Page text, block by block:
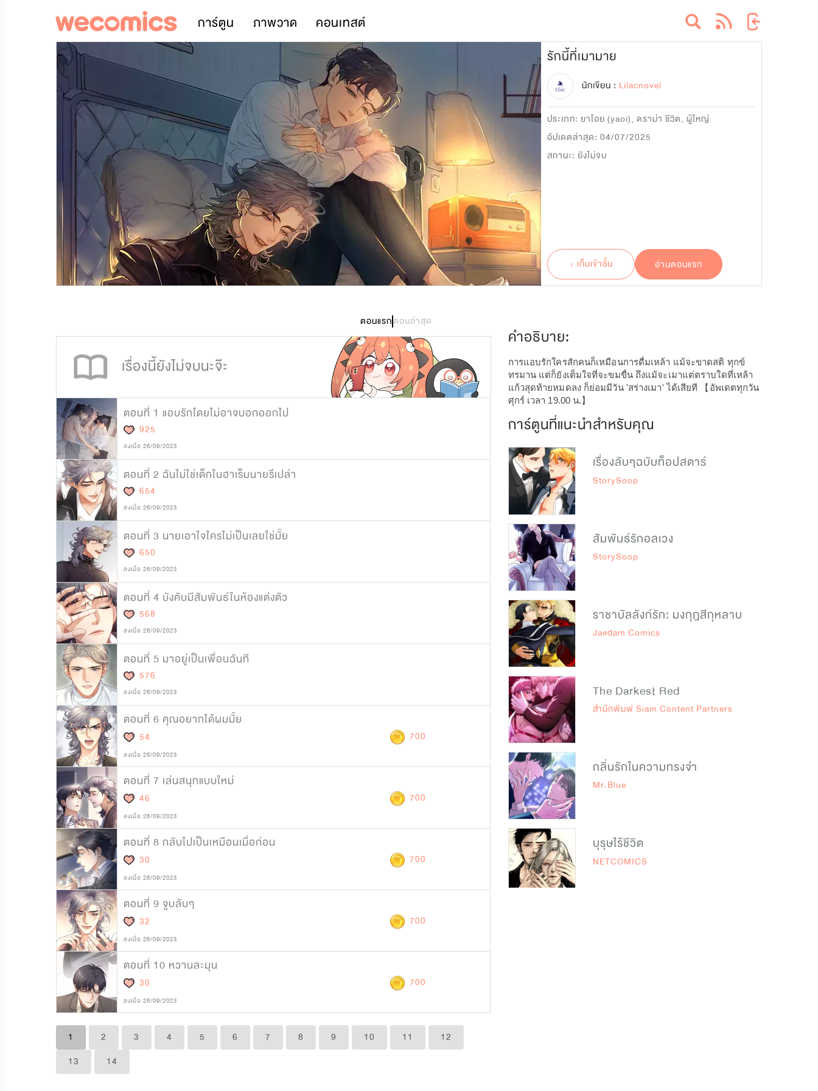
การ์ตูน ภาพวาด คอนเทสต์
รักนี้ที่เมามาย
นักเขียน : Lilacnovel
ประเภท:ยาโอย (yaoi),ดราม่า ชีวิต,ผู้ใหญ่
อัปเดตล่าสุด: 04/07/2025
สถานะ: ยังไม่จบ
+ เก็บเข้าชั้น อ่านตอนแรก
ตอนแรกตอนล่าสุด
เรื่องนี้ยังไม่จบนะจ๊ะ
ตอนที่ 1 แอบรักโดยไม่อาจบอกออกไป
925
ลงเมื่อ 26/09/2023
ตอนที่ 2 ฉันไม่ใช่เด็กในฮาเร็มนายรึเปล่า
654
ลงเมื่อ 26/09/2023
ตอนที่ 3 นายเอาใจใครไม่เป็นเลยใช่มั้ย
650
ลงเมื่อ 26/09/2023
ตอนที่ 4 บังคับมีสัมพันธ์ในห้องแต่งตัว
568
ลงเมื่อ 26/09/2023
ตอนที่ 5 มาอยู่เป็นเพื่อนฉันที
576
ลงเมื่อ 26/09/2023
ตอนที่ 6 คุณอยากได้ผมมั้ย
54 700
ลงเมื่อ 26/09/2023
ตอนที่ 7 เล่นสนุกแบบใหม่
46 700
ลงเมื่อ 26/09/2023
ตอนที่ 8 กลับไปเป็นเหมือนเมื่อก่อน
30 700
ลงเมื่อ 26/09/2023
ตอนที่ 9 จูบลับๆ
32 700
ลงเมื่อ 26/09/2023
ตอนที่ 10 หวานละมุน
30 700
ลงเมื่อ 26/09/2023
1 2 3 4 5 6 7 8 9 10 11
12
13
14
คำอธิบาย:
การแอบรักใครสักคนก็เหมือนการดื่มเหล้า แม้จะขาดสติ ทุกข์
ทรมาน แต่ก็ยังเต็มใจที่จะขมขื่น ถึงแม้จะเมาแต่ตราบใดที่เหล้า
แก้วสุดท้ายหมดลง ก็ย่อมมีวัน 'สร่างเมา' ได้เสียที 【อัพเดตทุกวัน
ศุกร์ เวลา 19.00 น.】
การ์ตูนที่แนะนำสำหรับคุณ
เรื่องลับๆฉบับท็อปสตาร์
StorySoop
สัมพันธ์รักอลเวง
StorySoop
ราชาบัลลังก์รัก: มงกุฎสีกุหลาบ
Jaedam Comics
The Darkest Red
สำนักพิมพ์ Siam Content Partners
กลิ่นรักในความทรงจำ
Mr.Blue
บุรุษไร้ชีวิต
NETCOMICS